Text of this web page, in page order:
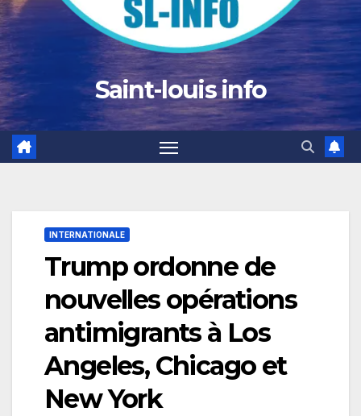
Saint-louis info
INTERNATIONALE
Trump ordonne de
nouvelles opérations
antimigrants à Los
Angeles, Chicago et
New York